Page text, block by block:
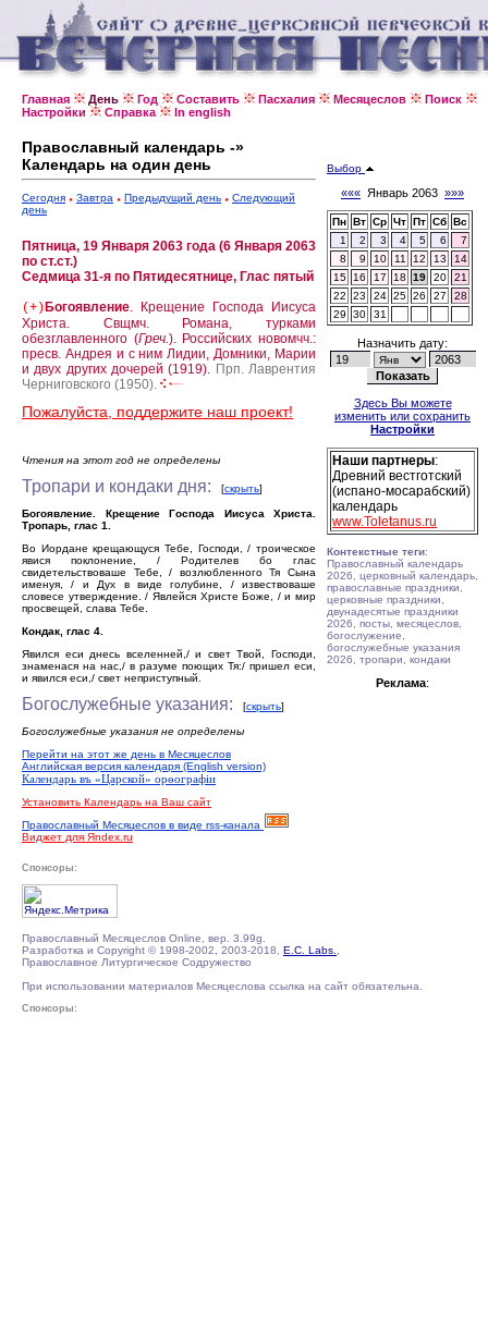
Главная День Год Составить Пасхалия Месяцеслов
Поиск
Настройки
Справка In english
Православный календарь -»
Календарь на один день
Сегодня Завтра Предыдущий день
Следующий
день
Пятница, 19 Января 2063 года (6 Января 2063
по ст.ст.)
Седмица 31-я по Пятидесятнице, Глас пятый
(+) Богоявление. Крещение Господа Иисуса
Христа. Свщмч. Романа, турками
обезглавленного (Греч.). Российских новомчч.:
пресв. Андрея и с ним Лидии, Домники, Марии
и двух других дочерей (1919). Прп. Лаврентия
Черниговского (1950).
Пожалуйста, поддержите наш проект!
Чтения на этот год не определены
Тропари и кондаки дня: [скрыть]
Богоявление. Крещение Господа Иисуса Христа.
Тропарь, глас 1.
Во Иордане крещающуся Тебе, Господи, / троическое
явися поклонение, / Родителев бо глас
свидетельствоваше Тебе, / возлюбленного Тя Сына
именуя, / и Дух в виде голубине, / извествоваше
словесе утверждение. / Явлейся Христе Боже, / и мир
просвещей, слава Тебе.
Кондак, глас 4.
Явился еси днесь вселенней,/ и свет Твой, Господи,
знаменася на нас,/ в разуме поющих Тя:/ пришел еси,
и явился еси,/ свет неприступный.
Богослужебные указания: [скрыть]
Богослужебные указания не определены
Перейти на этот же день в Месяцеслов
Английская версия календаря (English version)
Календарь въ «Царской» орѳографiи
Установить Календарь на Ваш сайт
Православный Месяцеслов в виде rss-канала
Виджет для Яndex.ru
Выбор
««« Январь 2063 »»»
Пн Вт Ср Чт Пт Сб Вс
1
2 3 4 5 6
7
8
9 10 11 12 13
14
15
16 17 18 19 20
21
22
23 24 25 26 27
28
29
30 31
Назначить дату:
Здесь Вы можете
изменить или сохранить
Настройки
Наши партнеры:
Древний вестготский
(испано-мосарабский)
календарь
www.Toletanus.ru
Контекстные теги:
Православный календарь
2026, церковный календарь,
православные праздники,
церковные праздники,
двунадесятые праздники
2026, посты, месяцеслов,
богослужение,
богослужебные указания
2026, тропари, кондаки
Реклама:
Спонсоры:
Православный Месяцеслов Online, вер. 3.99g.
Разработка и Copyright © 1998-2002, 2003-2018, E.C. Labs.
Православное Литургическое Содружество
При использовании материалов Месяцеслова ссылка на сайт обязательна.
Спонсоры: